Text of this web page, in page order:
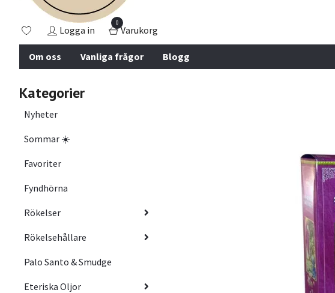
Logga in
0
Varukorg
Om oss Vanliga frågor Blogg
Kategorier
Nyheter
Sommar ☀️
Favoriter
Fyndhörna
Rökelser
Rökelsehållare
Palo Santo & Smudge
Eteriska Oljor